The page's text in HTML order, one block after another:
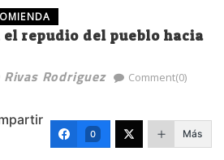
el repudio del pueblo hacia
Rivas Rodriguez Comment(0)
0 Más